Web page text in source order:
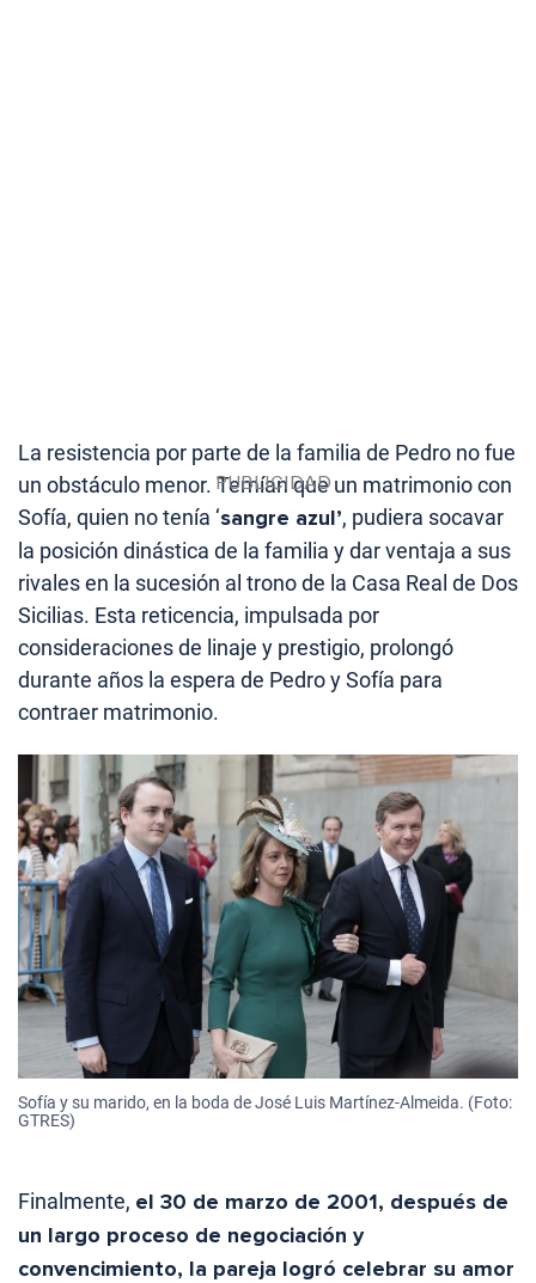
La resistencia por parte de la familia de Pedro no fue
un obstáculo menor. Temían que un matrimonio con
Sofía, quien no tenía ‘sangre azul’, pudiera socavar
la posición dinástica de la familia y dar ventaja a sus
rivales en la sucesión al trono de la Casa Real de Dos
Sicilias. Esta reticencia, impulsada por
consideraciones de linaje y prestigio, prolongó
durante años la espera de Pedro y Sofía para
contraer matrimonio.
Sofía y su marido, en la boda de José Luis Martínez-Almeida. (Foto:
GTRES)
Finalmente, el 30 de marzo de 2001, después de
un largo proceso de negociación y
convencimiento, la pareja logró celebrar su amor